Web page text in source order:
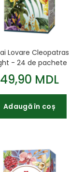
Lovare Cleopatras
- 24 de pachete
ceai verde cu bucăți
de ananas
49,90 MDL
Adaugă în coș